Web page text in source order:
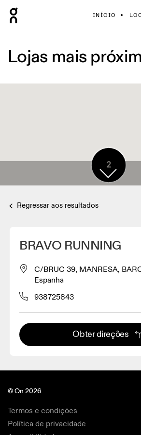
INÍCIO
Lojas mais
2
Regressar aos resultados
BRAVO RUNNING
C/BRUC 39, MANRESA,
Espanha
938725843
Obter direções
© On 2026
Termos e condições
Política de privacidade